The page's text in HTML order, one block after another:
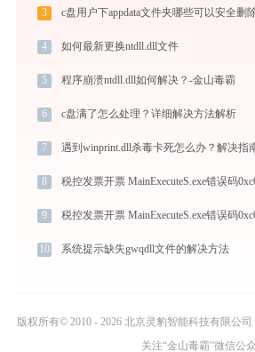
3 c盘用户下appdata文件夹哪些可以安全删
4 如何最新更换ntdll.dll文件
5 程序崩溃ntdll.dll如何解决？-金山毒霸
6 c盘满了怎么处理？详细解决方法解析
7 遇到winprint.dll杀毒卡死怎么办？解决指
8 税控发票开票 MainExecuteS.exe错误码
9 税控发票开票 MainExecuteS.exe错误码
10 系统提示缺失gwqdll文件的解决方法
版权所有© 2010 - 2026 北京灵豹智能科技有限公司
关注“金山毒霸”微信公